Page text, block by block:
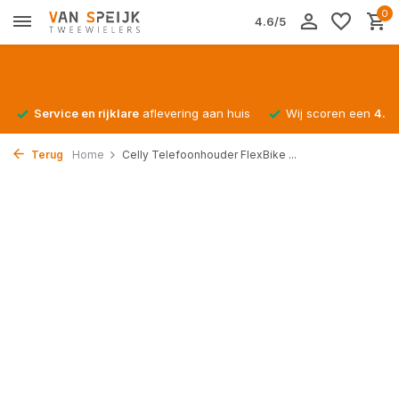
4.6/5
0
Service en rijklare aflevering aan huis Wij scoren een
Terug Home Celly Telefoonhouder FlexBike ...